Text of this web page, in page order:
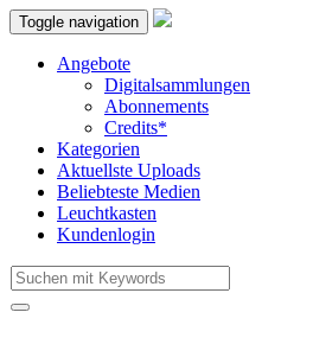
Toggle navigation
Angebote
Digitalsammlungen
Abonnements
Credits*
Kategorien
Aktuellste Uploads
Beliebteste Medien
Leuchtkasten
Kundenlogin